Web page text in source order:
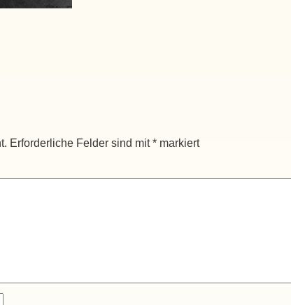
Erforderliche Felder sind mit* markiert